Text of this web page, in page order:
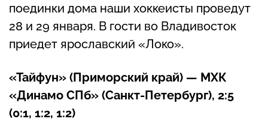
поединки дома наши хоккеисты проведут
28 и 29 января. В гости во Владивосток
приедет ярославский «Локо».
«Тайфун» (Приморский край) — МХК
«Динамо СПб» (Санкт-Петербург), 2:5
(0:1, 1:2, 1:2)